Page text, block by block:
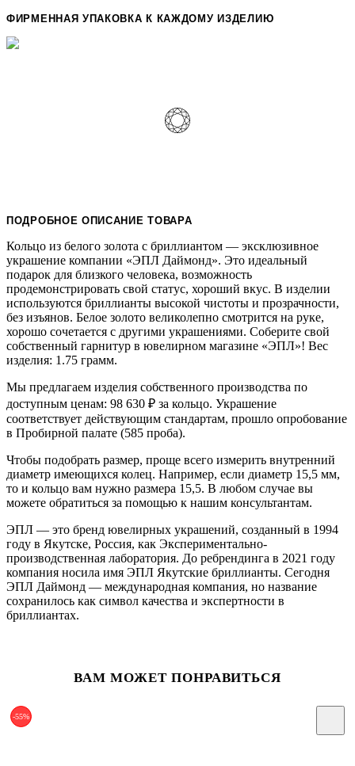
ФИРМЕННАЯ УПАКОВКА К КАЖДОМУ ИЗДЕЛИЮ
ПОДРОБНОЕ ОПИСАНИЕ ТОВАРА
Кольцо из белого золота с бриллиантом — эксклюзивное
украшение компании «ЭПЛ Даймонд». Это идеальный
подарок для близкого человека, возможность
продемонстрировать свой статус, хороший вкус. В изделии
используются бриллианты высокой чистоты и прозрачности,
без изъянов. Белое золото великолепно смотрится на руке,
хорошо сочетается с другими украшениями. Соберите свой
собственный гарнитур в ювелирном магазине «ЭПЛ»! Вес
изделия: 1.75 грамм.
Мы предлагаем изделия собственного производства по
доступным ценам: 98 630 ₽ за кольцо. Украшение
соответствует действующим стандартам, прошло опробование
в Пробирной палате (585 проба).
Чтобы подобрать размер, проще всего измерить внутренний
диаметр имеющихся колец. Например, если диаметр 15,5 мм,
то и кольцо вам нужно размера 15,5. В любом случае вы
можете обратиться за помощью к нашим консультантам.
ЭПЛ — это бренд ювелирных украшений, созданный в 1994
году в Якутске, Россия, как Экспериментально-
производственная лаборатория. До ребрендинга в 2021 году
компания носила имя ЭПЛ Якутские бриллианты. Сегодня
ЭПЛ Даймонд — международная компания, но название
сохранилось как символ качества и экспертности в
бриллиантах.
ВАМ МОЖЕТ ПОНРАВИТЬСЯ
-55%